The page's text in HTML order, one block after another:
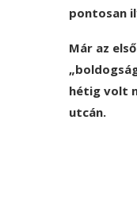
pontosan
Már az
hétig volt
utcán.